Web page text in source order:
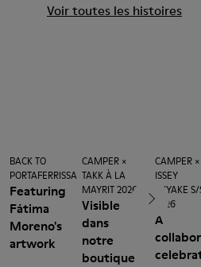
Voir toutes les histoires
BACK TO
PORTAFERRISSA
Featuring
Fátima
Moreno's
artwork
CAMPER ×
TAKK À LA
MAYRIT 2026
Visible
dans
notre
boutique
CAMPER ×
ISSEY
MIYAKE S/
2026
A